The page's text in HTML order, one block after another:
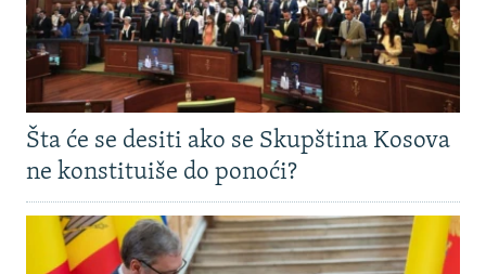
Šta će se desiti ako se Skupština Kosova
ne konstituiše do ponoći?